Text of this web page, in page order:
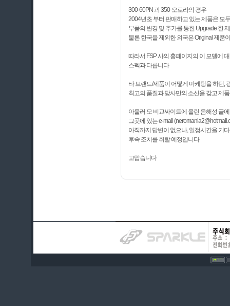
300-60PN 과 350-오로라의 경우
2004년초 부터 판매하고 있는 제품은 모
부품의 변경 및 추가를 통한 Upgrade 한
물론 한국을 제외한 외국은 Original 제품
따라서 FSP 사의 홈페이지의 이 모델에
스펙과 다릅니다
타 브랜드/제품이 어떻게 마케팅을 하던,
최고의 품질과 당사만의 소신을 갖고 제
아울러 모 비교싸이트에 올린 음해성 글
그곳에 있는 e-mail
아직까지 답변이 없으나, 일정시간을 기
후속 조치를 취할 예정입니다
고맙습니다